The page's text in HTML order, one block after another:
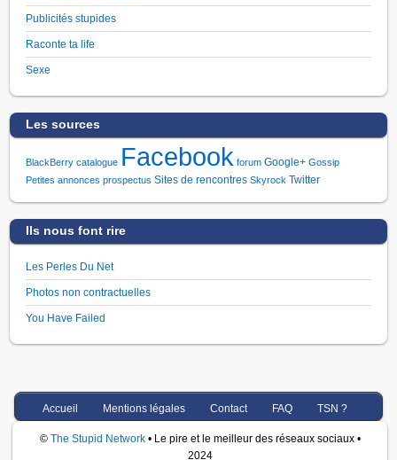
Publicités stupides
Raconte ta life
Sexe
Les sources
BlackBerry catalogue Facebook forum Google+ Gossip
Petites annonces prospectus Sites de rencontres Skyrock Twitter
Ils nous font rire
Les Perles Du Net
Photos non contractuelles
You Have Failed
Accueil Mentions légales Contact FAQ TSN ?
© The Stupid Network• Le pire et le meilleur des réseaux sociaux •
2024